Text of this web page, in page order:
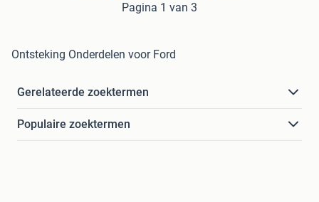
Pagina 1 van 3
Ontsteking Onderdelen voor Ford
Gerelateerde zoektermen
Populaire zoektermen